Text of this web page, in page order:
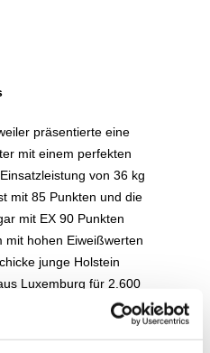
präsentierte eine
mit einem perfekten
von 36 kg
mit 85 Punkten und die
mit EX 90 Punkten
mit hohen Eiweißwerten
junge Holstein
Luxemburg für 2.600
P-Tochter mit viel Milch,
und festem Euter, aus